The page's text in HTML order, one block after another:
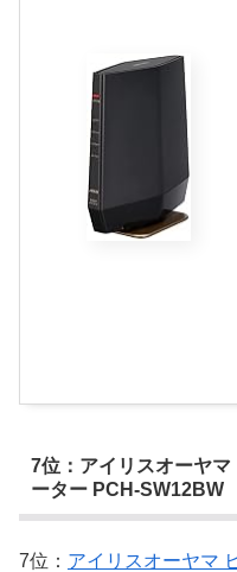
7位：アイリスオーヤ
ーター PCH-SW12BW
7位： アイリスオーヤマ